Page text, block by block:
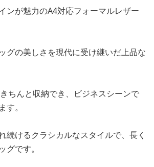
ンが魅力のA4対応フォーマルレザー
グの美しさを現代に受け継いだ上品な
ちんと収納でき、ビジネスシーンで
。
続けるクラシカルなスタイルで、長く
グです。